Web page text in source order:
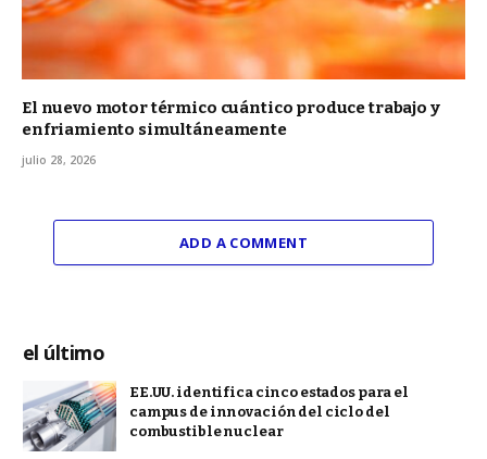
El nuevo motor térmico cuántico produce trabajo y
enfriamiento simultáneamente
julio 28, 2026
ADD A COMMENT
el último
EE.UU. identifica cinco estados para el
campus de innovación del ciclo del
combustible nuclear